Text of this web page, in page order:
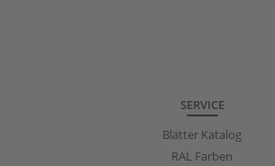
SERVICE
Blätter Katalog
RAL Farben